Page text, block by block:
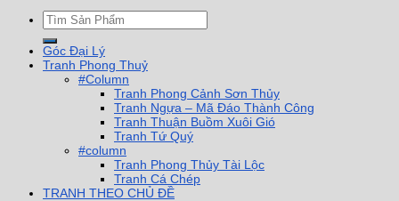
Góc Đại Lý
Tranh Phong Thuỷ
#Column
Tranh Phong Cảnh Sơn Thủy
Tranh Ngựa – Mã Đáo Thành Công
Tranh Thuận Buồm Xuôi Gió
Tranh Tứ Quý
#column
Tranh Phong Thủy Tài Lộc
Tranh Cá Chép
TRANH THEO CHỦ ĐỀ